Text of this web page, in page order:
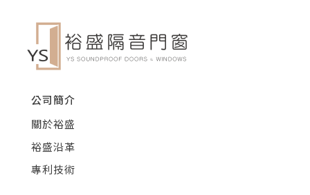
公司簡介
關於裕盛
裕盛沿革
專利技術